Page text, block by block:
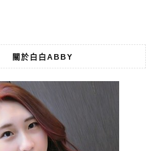
關於白白ABBY